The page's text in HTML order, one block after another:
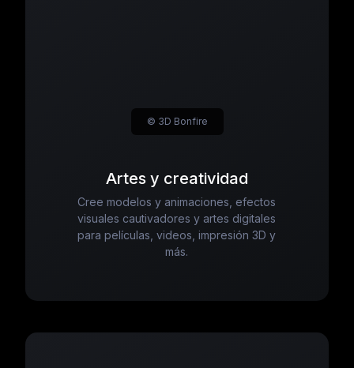
Artes y creatividad
Cree modelos y animaciones, efectos
visuales cautivadores y artes digitales
para películas, videos, impresión 3D y
más.
© 3D Bonfire